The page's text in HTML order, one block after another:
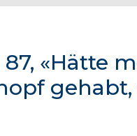
«Hätte